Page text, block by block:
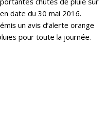
date du 30 mai 2016.
un avis d’alerte orange
pour toute la journée.